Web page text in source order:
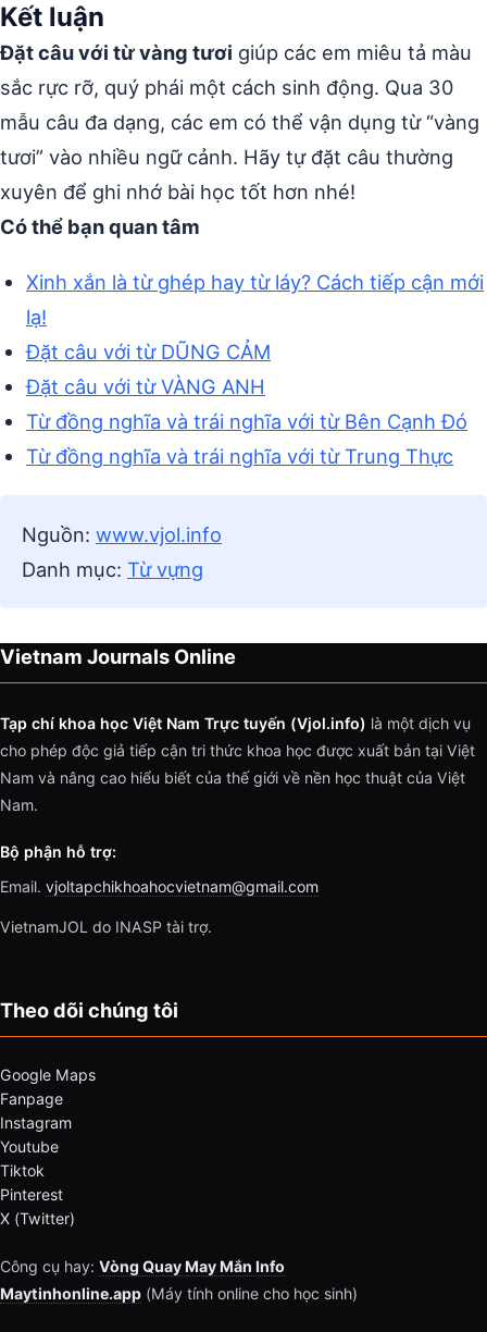
Kết luận
Đặt câu với từ vàng tươi giúp các em miêu tả màu
sắc rực rỡ, quý phái một cách sinh động. Qua 30
mẫu câu đa dạng, các em có thể vận dụng từ “vàng
tươi” vào nhiều ngữ cảnh. Hãy tự đặt câu thường
xuyên để ghi nhớ bài học tốt hơn nhé!
Có thể bạn quan tâm
Xinh xắn là từ ghép hay từ láy? Cách tiếp cận mới
lạ!
Đặt câu với từ DŨNG CẢM
Đặt câu với từ VÀNG ANH
Từ đồng nghĩa và trái nghĩa với từ Bên Cạnh Đó
Từ đồng nghĩa và trái nghĩa với từ Trung Thực
Nguồn: www.vjol.info
Danh mục: Từ vựng
Vietnam Journals Online
Tạp chí khoa học Việt Nam Trực tuyến (Vjol.info) là một dịch vụ
cho phép độc giả tiếp cận tri thức khoa học được xuất bản tại Việt
Nam và nâng cao hiểu biết của thế giới về nền học thuật của Việt
Nam.
Bộ phận hỗ trợ:
Email. vjoltapchikhoahocvietnam@gmail.com
VietnamJOL do INASP tài trợ.
Theo dõi chúng tôi
Google Maps
Fanpage
Instagram
Youtube
Tiktok
Pinterest
X (Twitter)
Công cụ hay: Vòng Quay May Mắn Info
Maytinhonline.app (Máy tính online cho học sinh)